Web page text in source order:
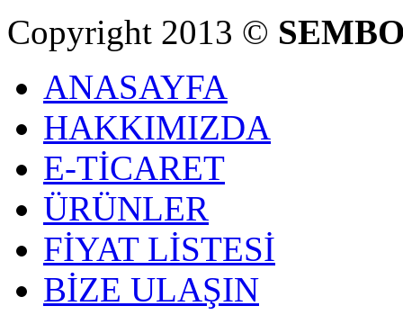
Copyright 2013 ©
ANASAYFA
HAKKIMIZDA
E-TİCARET
ÜRÜNLER
FİYAT LİSTESİ
BİZE ULAŞIN